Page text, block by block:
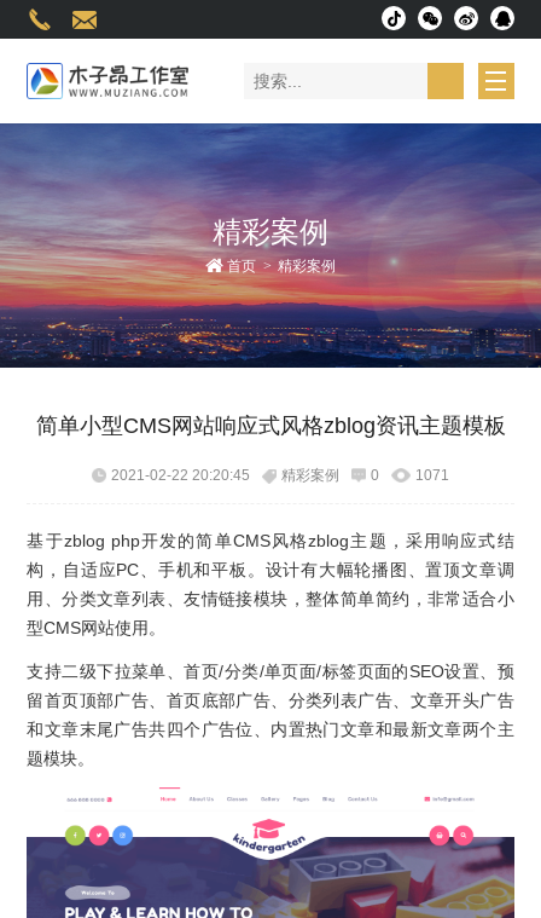
精彩案例
首页 > 精彩案例
简单小型CMS网站响应式风格zblog资讯主题模板
2021-02-22 20:20:45 精彩案例 0 1071
基于zblog php开发的简单CMS风格zblog主题，采用响应式结
构，自适应PC、手机和平板。设计有大幅轮播图、置顶文章调
用、分类文章列表、友情链接模块，整体简单简约，非常适合小
型CMS网站使用。
支持二级下拉菜单、首页/分类/单页面/标签页面的SEO设置、预
留首页顶部广告、首页底部广告、分类列表广告、文章开头广告
和文章末尾广告共四个广告位、内置热门文章和最新文章两个主
题模块。